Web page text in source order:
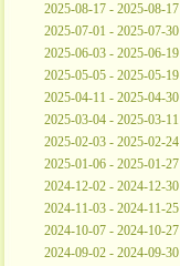
2025-08-17 - 2025-08-17
2025-07-01 - 2025-07-30
2025-06-03 - 2025-06-19
2025-05-05 - 2025-05-19
2025-04-11 - 2025-04-30
2025-03-04 - 2025-03-11
2025-02-03 - 2025-02-24
2025-01-06 - 2025-01-27
2024-12-02 - 2024-12-30
2024-11-03 - 2024-11-25
2024-10-07 - 2024-10-27
2024-09-02 - 2024-09-30